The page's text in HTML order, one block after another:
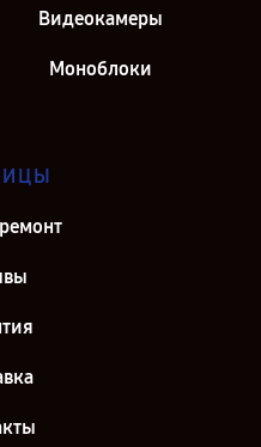
Видеокамеры
Моноблоки